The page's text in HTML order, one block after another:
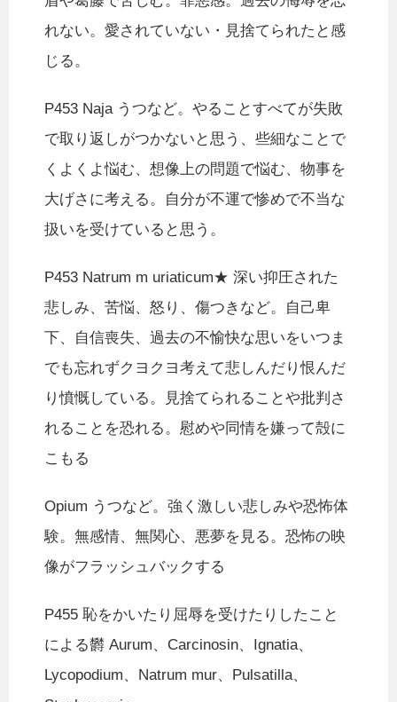
れない。愛されていない・見捨てられたと感
じる。
P453 Naja うつなど。やることすべてが失敗
で取り返しがつかないと思う、些細なことで
くよくよ悩む、想像上の問題で悩む、物事を
大げさに考える。自分が不運で惨めで不当な
扱いを受けていると思う。
P453 Natrum m uriaticum★ 深い抑圧された
悲しみ、苦悩、怒り、傷つきなど。自己卑
下、自信喪失、過去の不愉快な思いをいつま
でも忘れずクヨクヨ考えて悲しんだり恨んだ
り憤慨している。見捨てられることや批判さ
れることを恐れる。慰めや同情を嫌って殻に
こもる
Opium うつなど。強く激しい悲しみや恐怖体
験。無感情、無関心、悪夢を見る。恐怖の映
像がフラッシュバックする
P455 恥をかいたり屈辱を受けたりしたこと
による欝 Aurum、Carcinosin、Ignatia、
Lycopodium、Natrum mur、Pulsatilla、